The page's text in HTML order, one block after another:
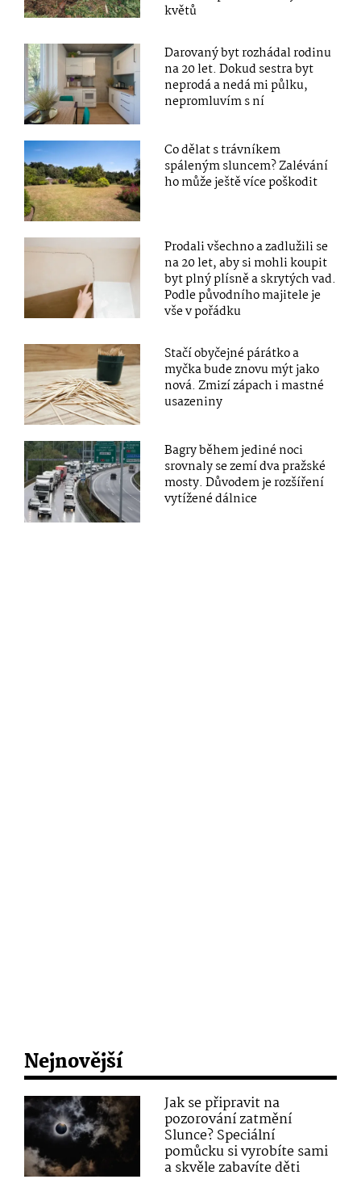
květů
Darovaný byt rozhádal rodinu
na 20 let. Dokud sestra byt
neprodá a nedá mi půlku,
nepromluvím s ní
Co dělat s trávníkem
spáleným sluncem? Zalévání
ho může ještě více poškodit
Prodali všechno a zadlužili se
na 20 let, aby si mohli koupit
byt plný plísně a skrytých vad.
Podle původního majitele je
vše v pořádku
Stačí obyčejné párátko a
myčka bude znovu mýt jako
nová. Zmizí zápach i mastné
usazeniny
Bagry během jediné noci
srovnaly se zemí dva pražské
mosty. Důvodem je rozšíření
vytížené dálnice
Nejnovější
Jak se připravit na
pozorování zatmění
Slunce? Speciální
pomůcku si vyrobíte sami
a skvěle zabavíte děti